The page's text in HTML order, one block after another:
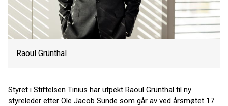
Raoul Grünthal
Styret i Stiftelsen Tinius har utpekt Raoul Grünthal til ny
styreleder etter Ole Jacob Sunde som går av ved årsmøtet 17.